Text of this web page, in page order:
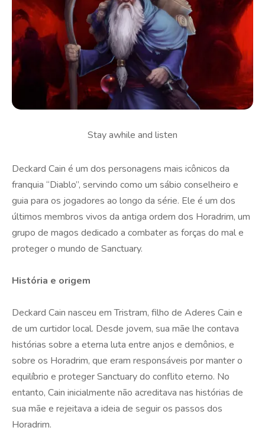
Stay awhile and listen
Deckard Cain é um dos personagens mais icônicos da
franquia “Diablo”, servindo como um sábio conselheiro e
guia para os jogadores ao longo da série. Ele é um dos
últimos membros vivos da antiga ordem dos Horadrim, um
grupo de magos dedicado a combater as forças do mal e
proteger o mundo de Sanctuary.
História e origem
Deckard Cain nasceu em Tristram, filho de Aderes Cain e
de um curtidor local. Desde jovem, sua mãe lhe contava
histórias sobre a eterna luta entre anjos e demônios, e
sobre os Horadrim, que eram responsáveis por manter o
equilíbrio e proteger Sanctuary do conflito eterno. No
entanto, Cain inicialmente não acreditava nas histórias de
sua mãe e rejeitava a ideia de seguir os passos dos
Horadrim​.